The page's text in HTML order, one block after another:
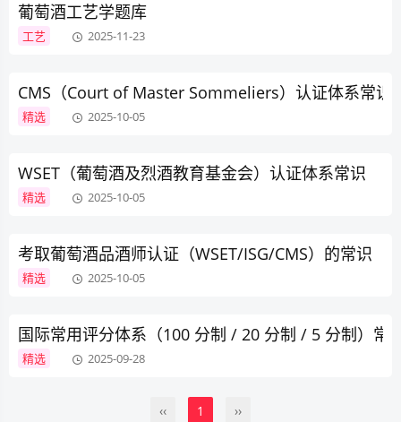
葡萄酒工艺学题库
工艺 2025-11-23
CMS（Court of Master Sommeliers）认证体系常识
精选 2025-10-05
WSET（葡萄酒及烈酒教育基金会）认证体系常识
精选 2025-10-05
考取葡萄酒品酒师认证（WSET/ISG/CMS）的常识
精选 2025-10-05
国际常用评分体系（100 分制 / 20 分制 / 5 分制）常
精选 2025-09-28
‹‹ 1 ››